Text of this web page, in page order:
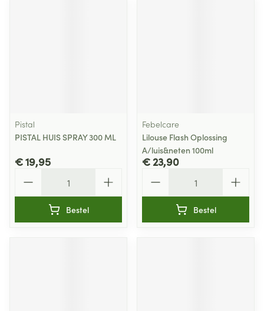
Pistal
PISTAL HUIS SPRAY 300 ML
€ 19,95
Bestel
Febelcare
Lilouse Flash Oplossing
A/luis&neten 100ml
€ 23,90
Bestel